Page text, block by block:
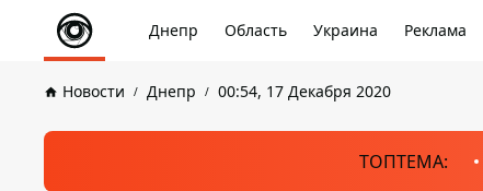
Днепр Область Украина Реклама
Новости Днепр 00:54, 17 Декабря 2020
ТОПТЕМА: